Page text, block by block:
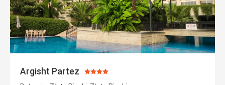
Argisht Partez Ocena: